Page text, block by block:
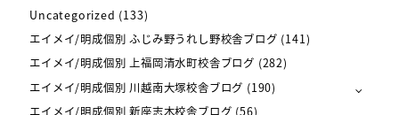
Uncategorized (133)
エイメイ/明成個別 ふじみ野うれし野校舎ブログ (141)
エイメイ/明成個別 上福岡清水町校舎ブログ (282)
エイメイ/明成個別 川越南大塚校舎ブログ (190)
エイメイ/明成個別 新座志木校舎ブログ (56)